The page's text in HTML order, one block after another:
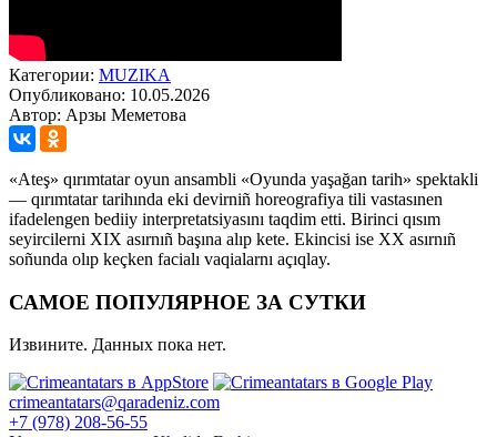
Категории: MUZIKA
Опубликовано: 10.05.2026
Автор: Арзы Меметова
«Ateş» qırımtatar oyun ansambli «Oyunda yaşağan tarih» spektakli
— qırımtatar tarihında eki devirniñ horeografiya tili vastasınen
ifadelengen bediiy interpretatsiyasını taqdim etti. Birinci qısım
seyircilerni XIX asırnıñ başına alıp kete. Ekincisi ise XX asırnıñ
soñunda olıp keçken facialı vaqialarnı açıqlay.
САМОЕ ПОПУЛЯРНОЕ ЗА СУТКИ
Извините. Данных пока нет.
crimeantatars@qaradeniz.com
+7 (978) 208-56-55